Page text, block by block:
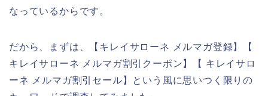
なっているからです。
だから、まずは、【キレイサローネ メルマガ登録】【
キレイサローネ メルマガ割引クーポン】【 キレイサロ
ーネ メルマガ割引セール】という風に思いつく限りの